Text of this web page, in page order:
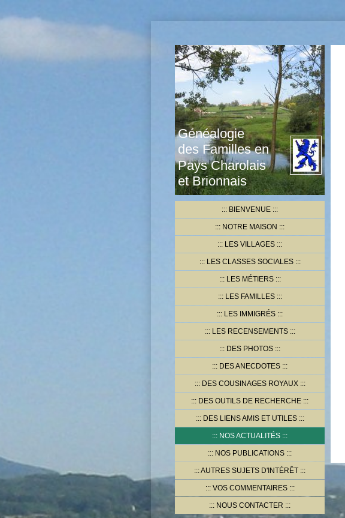
Généalogie
des Familles en
Pays Charolais
et Brionnais
BIENVENUE
NOTRE MAISON
LES VILLAGES
LES CLASSES SOCIALES
LES MÉTIERS
LES FAMILLES
LES IMMIGRÉS
LES RECENSEMENTS
DES PHOTOS
DES ANECDOTES
DES COUSINAGES ROYAUX
DES OUTILS DE RECHERCHE
DES LIENS AMIS ET UTILES
NOS ACTUALITÉS
NOS PUBLICATIONS
AUTRES SUJETS D'INTÉRÊT
VOS COMMENTAIRES
NOUS CONTACTER